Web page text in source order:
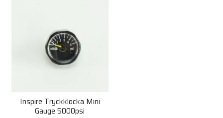
Inspire Tryckklocka Mini
Gauge 5000psi